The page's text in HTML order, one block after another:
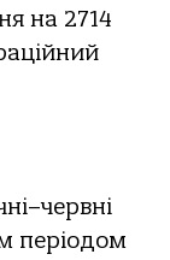
на 2714
періодом